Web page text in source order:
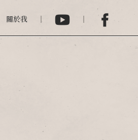
關於我